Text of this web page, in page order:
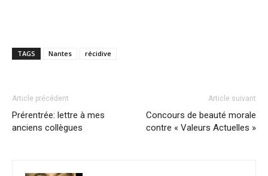
TAGS Nantes récidive
Article précédent
Prérentrée: lettre à mes
anciens collègues
Article suivant
Concours de beauté morale
contre « Valeurs Actuelles »